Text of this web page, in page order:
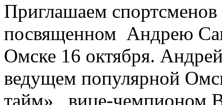
Приглашаем
посвященном Андрею
Омске 16 октября.
ведущем популярной
тайм» , вице-чемпионом